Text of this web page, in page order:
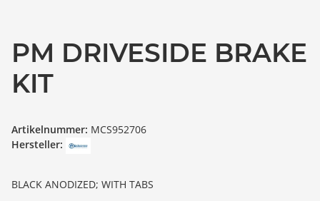
PM DRIVESIDE BRAKE
KIT
Artikelnummer: MCS952706
Hersteller:
BLACK ANODIZED; WITH TABS